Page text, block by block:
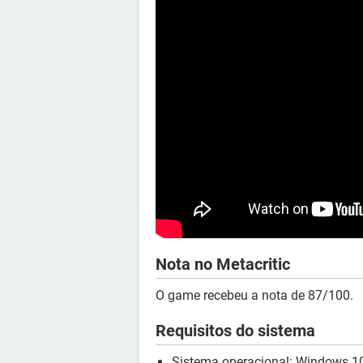
Nota no Metacritic
O game recebeu a nota de 87/100.
Requisitos do sistema